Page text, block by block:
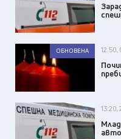
ОБНОВЕНА 12:50,
13:20,